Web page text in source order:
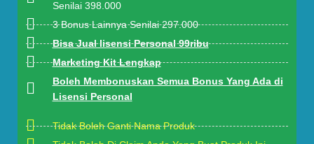
Senilai 398.000
3 Bonus Lainnya Senilai 297.000
Bisa Jual lisensi Personal 99ribu
Marketing Kit Lengkap
Boleh Membonuskan Semua Bonus Yang Ada di
Lisensi Personal
Tidak Boleh Ganti Nama Produk